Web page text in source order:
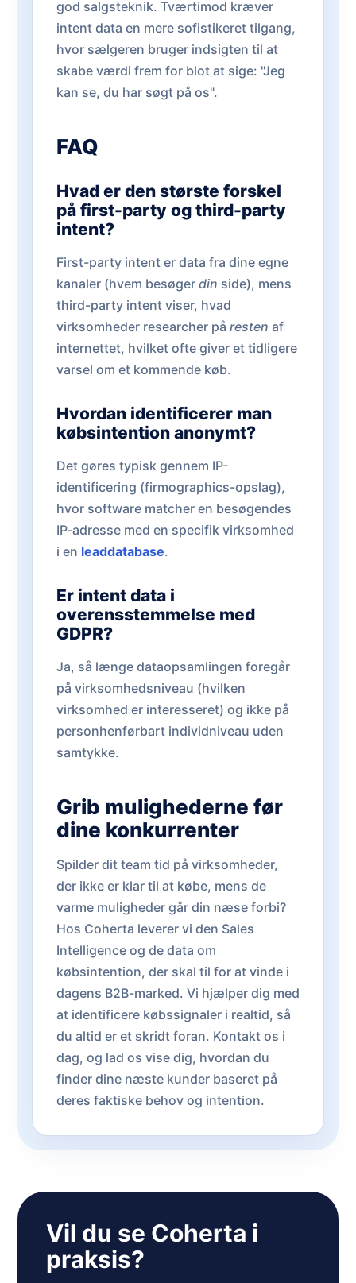
god salgsteknik. Tværtimod kræver
intent data en mere sofistikeret tilgang,
hvor sælgeren bruger indsigten til at
skabe værdi frem for blot at sige: "Jeg
kan se, du har søgt på os".
FAQ
Hvad er den største forskel
på first-party og third-party
intent?
First-party intent er data fra dine egne
kanaler (hvem besøger din side), mens
third-party intent viser, hvad
virksomheder researcher på resten af
internettet, hvilket ofte giver et tidligere
varsel om et kommende køb.
Hvordan identificerer man
købsintention anonymt?
Det gøres typisk gennem IP-
identificering (firmographics-opslag),
hvor software matcher en besøgendes
IP-adresse med en specifik virksomhed
i en leaddatabase.
Er intent data i
overensstemmelse med
GDPR?
Ja, så længe dataopsamlingen foregår
på virksomhedsniveau (hvilken
virksomhed er interesseret) og ikke på
personhenførbart individniveau uden
samtykke.
Grib mulighederne før
dine konkurrenter
Spilder dit team tid på virksomheder,
der ikke er klar til at købe, mens de
varme muligheder går din næse forbi?
Hos Coherta leverer vi den Sales
Intelligence og de data om
købsintention, der skal til for at vinde i
dagens B2B-marked. Vi hjælper dig med
at identificere købssignaler i realtid, så
du altid er et skridt foran. Kontakt os i
dag, og lad os vise dig, hvordan du
finder dine næste kunder baseret på
deres faktiske behov og intention.
Vil du se Coherta i
praksis?